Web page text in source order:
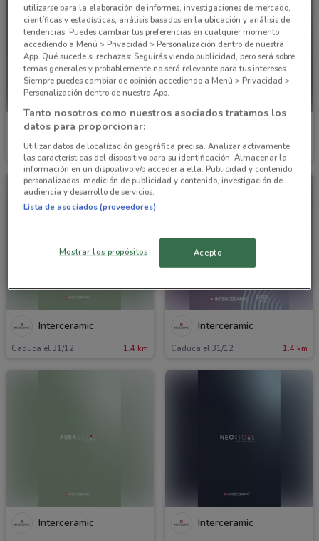
Interceramic
Caduca el 31/12 1.4 km Caduca el 31/12 1.4 km
Interceramic
Caduca el 31/12 1.4 km
Interceramic
Caduca el 31/12 1.4 km
Interceramic Interceramic
utilizarse para la elaboración de informes, investigaciones de mercado,
científicas y estadísticas, análisis basados en la ubicación y análisis de
tendencias. Puedes cambiar tus preferencias en cualquier momento
accediendo a Menú > Privacidad > Personalización dentro de nuestra
App. Qué sucede si rechazas: Seguirás viendo publicidad, pero será sobre
temas generales y probablemente no será relevante para tus intereses.
Siempre puedes cambiar de opinión accediendo a Menú > Privacidad >
Personalización dentro de nuestra App.
Tanto nosotros como nuestros asociados tratamos los
datos para proporcionar:
Utilizar datos de localización geográfica precisa. Analizar activamente
las características del dispositivo para su identificación. Almacenar la
información en un dispositivo y/o acceder a ella. Publicidad y contenido
personalizados, medición de publicidad y contenido, investigación de
audiencia y desarrollo de servicios.
Lista de asociados (proveedores)
Mostrar los propósitos Acepto